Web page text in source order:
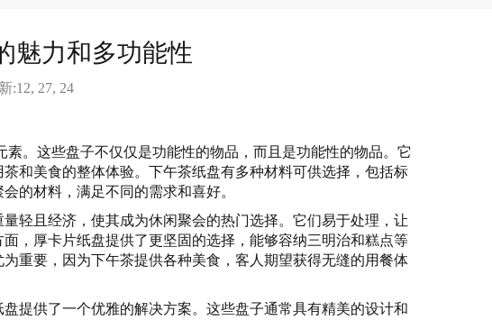
魅力和多功能性
:12, 27, 24
。这些盘子不仅仅是功能性的物品，而且是功能性的物品。它
和美食的整体体验。下午茶纸盘有多种材料可供选择，包括标
的材料，满足不同的需求和喜好。
轻且经济，使其成为休闲聚会的热门选择。它们易于处理，让
，厚卡片纸盘提供了更坚固的选择，能够容纳三明治和糕点等
重要，因为下午茶提供各种美食，客人期望获得无缝的用餐体
提供了一个优雅的解决方案。这些盘子通常具有精美的设计和